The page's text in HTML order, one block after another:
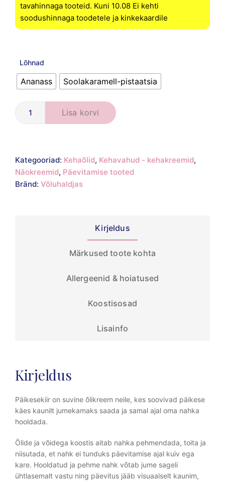
tavahinnaga tooteid. Kuni 10.08 Ei kehti
soodushinnaga toodetele ja kinkekaardile
Lõhnad
Ananass Soolakaramell-pistaatsia
Lisa korvi
Kategooriad: Kehaõlid, Kehavahud - kehakreemid,
Näokreemid, Päevitamise tooted
Bränd: Võluhaldjas
Kirjeldus
Märkused toote kohta
Allergeenid & hoiatused
Koostisosad
Lisainfo
Kirjeldus
Päikesekiir on suvine õlikreem neile, kes soovivad päikese
käes kaunilt jumekamaks saada ja samal ajal oma nahka
hooldada.
Õlide ja võidega koostis aitab nahka pehmendada, toita ja
niisutada, et nahk ei tunduks päevitamise ajal kuiv ega
kare. Hooldatud ja pehme nahk võtab jume sageli
ühtlasemalt vastu ning päevitus jääb visuaalselt kaunim,